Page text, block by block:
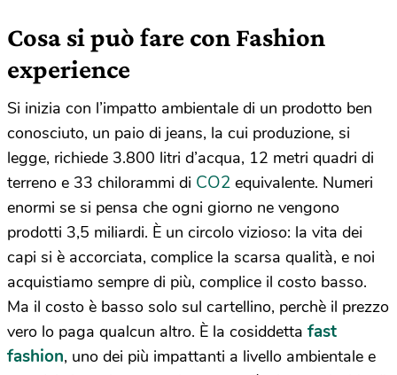
Cosa si può fare con Fashion
experience
Si inizia con l’impatto ambientale di un prodotto ben
conosciuto, un paio di jeans, la cui produzione, si
legge, richiede 3.800 litri d’acqua, 12 metri quadri di
terreno e 33 chilorammi di CO2 equivalente. Numeri
enormi se si pensa che ogni giorno ne vengono
prodotti 3,5 miliardi. È un circolo vizioso: la vita dei
capi si è accorciata, complice la scarsa qualità, e noi
acquistiamo sempre di più, complice il costo basso.
Ma il costo è basso solo sul cartellino, perchè il prezzo
vero lo paga qualcun altro. È la cosiddetta fast
fashion, uno dei più impattanti a livello ambientale e